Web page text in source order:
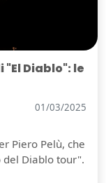
"El Diablo": le
01/03/2025
Piero Pelù, che
del Diablo tour".